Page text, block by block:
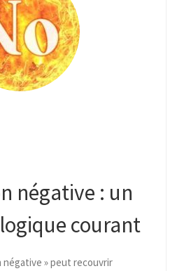
négative : un
courant
négative » peut recouvrir